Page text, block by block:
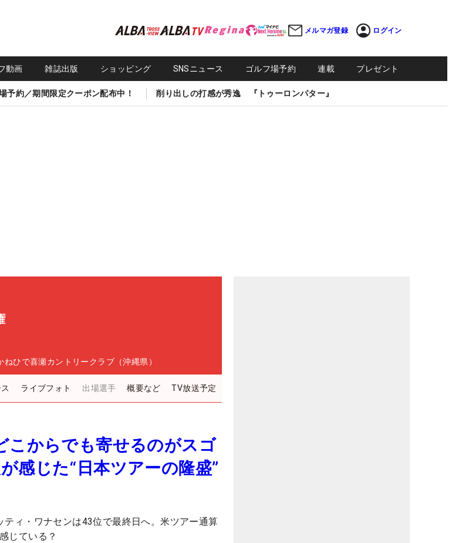
メルマガ登録 ログイン
動画 雑誌出版 ショッピング SNSニュース ゴルフ場予約 連載 プレゼント
予約／期間限定クーポン配布中！ 削り出しの打感が秀逸 『トゥーロンパター』
ねひで喜瀬カントリークラブ（沖縄県）
ライブフォト 出場選手 概要など TV放送予定
こからでも寄せるのがスゴ
感じた“日本ツアーの隆盛”
ィ・ワナセンは43位で最終日へ。米ツアー通算
じている？